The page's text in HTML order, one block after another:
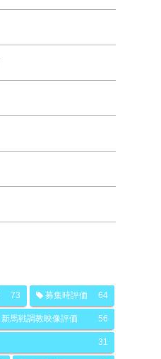
73 募集時評価 64
新馬戦調教映像評価 56
31